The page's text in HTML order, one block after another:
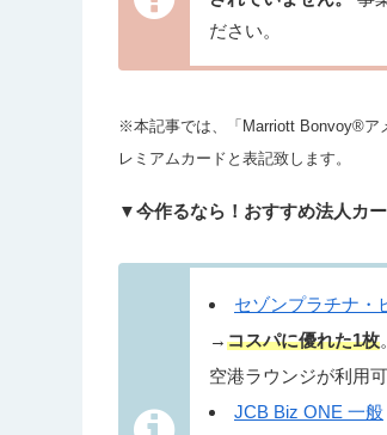
ださい。
※本記事では、「Marriott Bonvoy®ア
レミアムカードと表記致します。
▼今作るなら！おすすめ法人カ
セゾンプラチナ・
→コスパに優れた1枚
空港ラウンジが利用
JCB Biz ONE 一般